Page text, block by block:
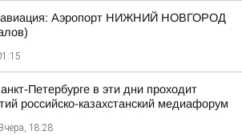
Аэропорт НИЖНИЙ НОВГОРОД
Петербурге в эти дни проходит
российско-казахстанский медиафорум
Вчера, 18:28